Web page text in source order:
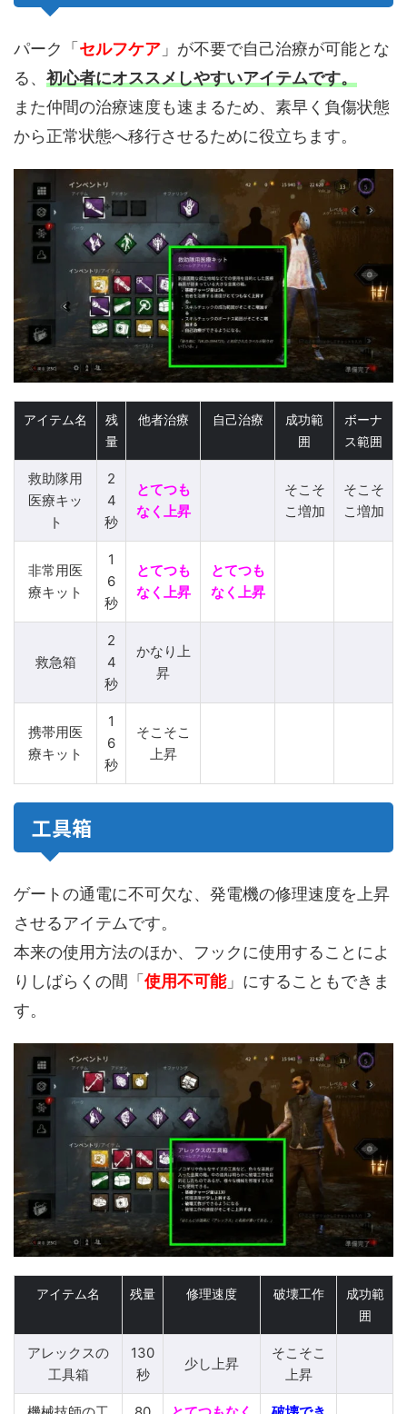
パーク「 セルフケア 」が不要で自己治療が可能とな
る、 初心者にオススメしやすいアイテムです。
また仲間の治療速度も速まるため、素早く負傷状態
から正常状態へ移行させるために役立ちます。
アイテム名
残
量
他者治療 自己治療
成功範
囲
ボーナ
ス範囲
救助隊用
医療キッ
ト
2
4
秒
とてつも
なく上昇
そこそ
こ増加
そこそ
こ増加
非常用医
療キット
1
6
秒
とてつも
なく上昇
とてつも
なく上昇
救急箱
2
4
秒
かなり上
昇
携帯用医
療キット
1
6
秒
そこそこ
上昇
工具箱
ゲートの通電に不可欠な、発電機の修理速度を上昇
させるアイテムです。
本来の使用方法のほか、フックに使用することによ
りしばらくの間「 使用不可能」にすることもできま
す。
アイテム名 残量 修理速度 破壊工作
成功範
囲
アレックスの
工具箱
130
秒
少し上昇
そこそこ
上昇